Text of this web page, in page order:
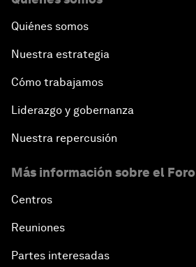
Quiénes somos
Nuestra estrategia
Cómo trabajamos
Liderazgo y gobernanza
Nuestra repercusión
Más información sobre el Foro
Centros
Reuniones
Partes interesadas